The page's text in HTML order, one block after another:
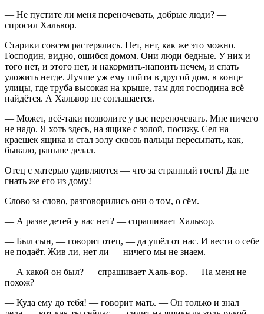
— Не пустите ли меня переночевать, добрые люди? —
спросил Хальвор.
Старики совсем растерялись. Нет, нет, как же это можно.
Господин, видно, ошибся домом. Они люди бедные. У них и
того нет, и этого нет, и накормить-напоить нечем, и спать
уложить негде. Лучше уж ему пойти в другой дом, в конце
улицы, где труба высокая на крыше, там для господина всё
найдётся. А Хальвор не соглашается.
— Может, всё-таки позволите у вас переночевать. Мне ничего
не надо. Я хоть здесь, на ящике с золой, посижу. Сел на
краешек ящика и стал золу сквозь пальцы пересыпать, как,
бывало, раньше делал.
Отец с матерью удивляются — что за странный гость! Да не
гнать же его из дому!
Слово за слово, разговорились они о том, о сём.
— А разве детей у вас нет? — спрашивает Хальвор.
— Был сын, — говорит отец, — да ушёл от нас. И вести о себе
не подаёт. Жив ли, нет ли — ничего мы не знаем.
— А какой он был? — спрашивает Халь-вор. — На меня не
похож?
— Куда ему до тебя! — говорит мать. — Он только и знал